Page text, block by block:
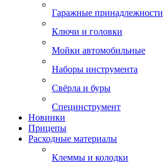
Гаражные принадлежности
Ключи и головки
Мойки автомобильные
Наборы инструмента
Свёрла и буры
Специнструмент
Новинки
Прицепы
Расходные материалы
Клеммы и колодки